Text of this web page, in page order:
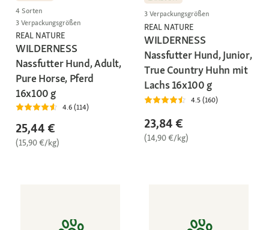
4 Sorten
3 Verpackungsgrößen
REAL NATURE
WILDERNESS
Nassfutter Hund, Adult,
Pure Horse, Pferd
16x100 g
4.6 (114)
25,44 €
(15,90 €/kg)
3 Verpackungsgrößen
REAL NATURE
WILDERNESS
Nassfutter Hund, Junior,
True Country Huhn mit
Lachs 16x100 g
4.5 (160)
23,84 €
(14,90 €/kg)